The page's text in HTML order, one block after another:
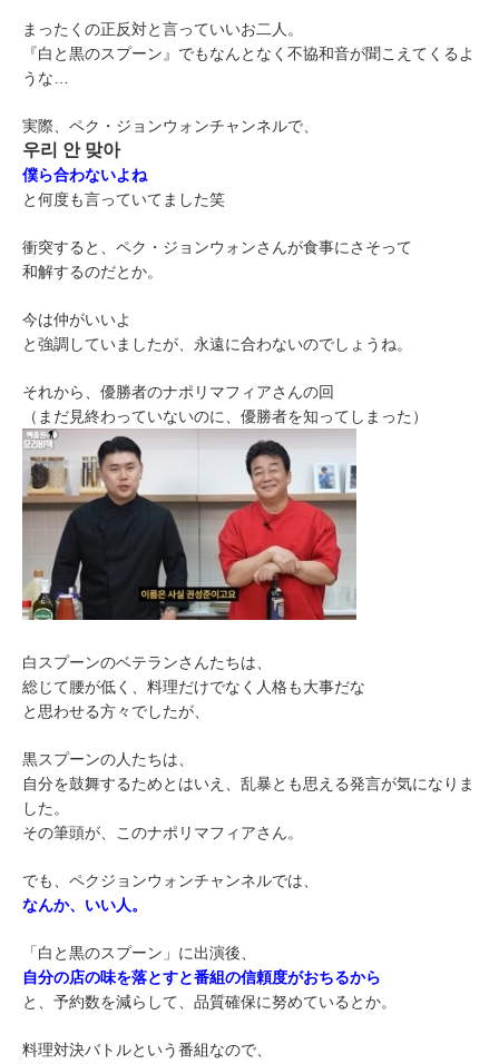
まったくの正反対と言っていいお二人。
『白と黒のスプーン』でもなんとなく不協和音が聞こえてくるよ
うな…
実際、ペク・ジョンウォンチャンネルで、
우리 안 맞아
僕ら合わないよね
と何度も言っていてました笑
衝突すると、ペク・ジョンウォンさんが食事にさそって
和解するのだとか。
今は仲がいいよ
と強調していましたが、永遠に合わないのでしょうね。
それから、優勝者のナポリマフィアさんの回
（まだ見終わっていないのに、優勝者を知ってしまった）
白スプーンのベテランさんたちは、
総じて腰が低く、料理だけでなく人格も大事だな
と思わせる方々でしたが、
黒スプーンの人たちは、
自分を鼓舞するためとはいえ、乱暴とも思える発言が気になりま
した。
その筆頭が、このナポリマフィアさん。
でも、ペクジョンウォンチャンネルでは、
なんか、いい人。
「白と黒のスプーン」に出演後、
自分の店の味を落とすと番組の信頼度がおちるから
と、予約数を減らして、品質確保に努めているとか。
料理対決バトルという番組なので、